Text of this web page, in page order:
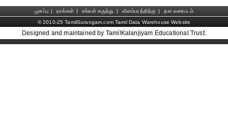
முகப்பு | நாங்கள் | உங்கள் கருத்து | விளம்பரத்திற்கு |
தள வரைபடம்
© 2010-25 TamilSurangam.com Tamil Data Warehouse Website
Designed and maintained by TamilKalanjiyam Educational Trust.